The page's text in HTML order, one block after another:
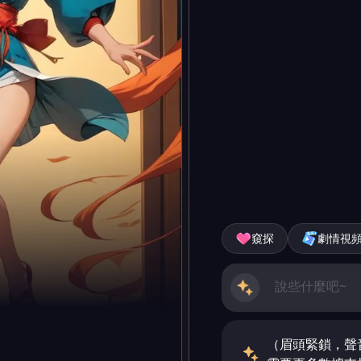
窺探 劇情視
（眉頭緊鎖，